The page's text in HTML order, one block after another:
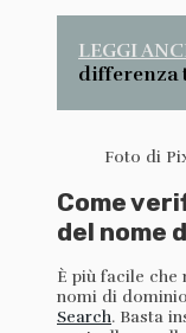
LEGGI
differenza
Foto di
Come
del nome
È più facile
nomi di
Search. Basta